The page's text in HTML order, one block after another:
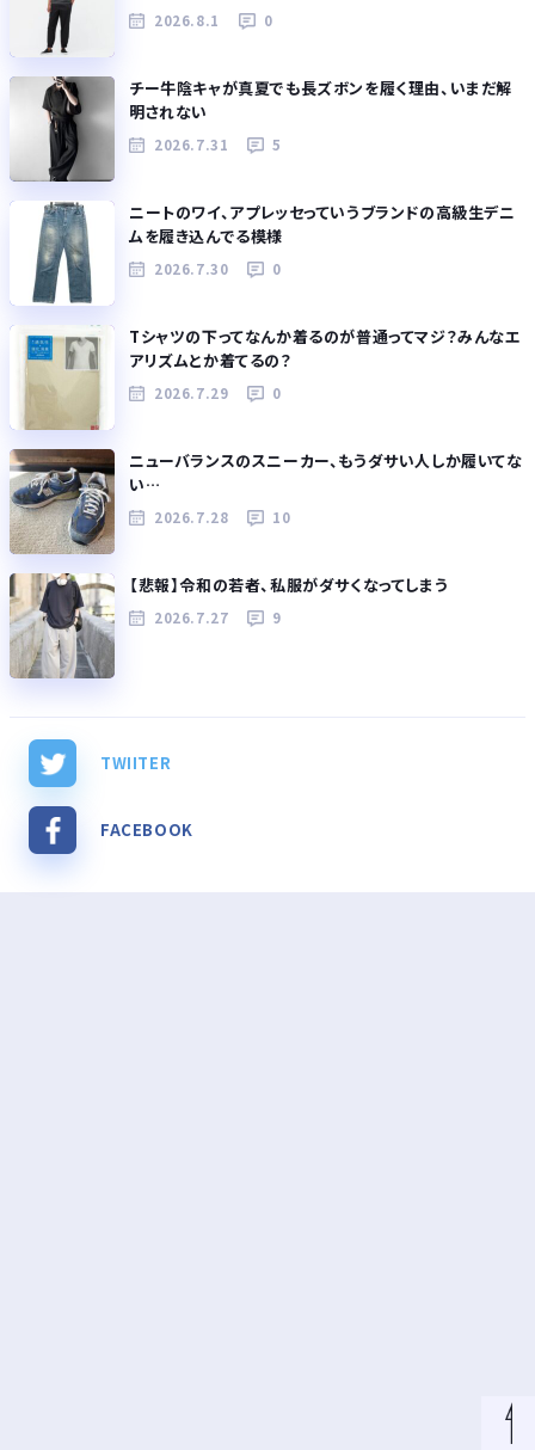
2026.8.1 0
チー牛陰キャが真夏でも長ズボンを履く理由、いまだ解
明されない
2026.7.31 5
ニートのワイ、アプレッセっていうブランドの高級生デニ
ムを履き込んでる模様
2026.7.30 0
Tシャツの下ってなんか着るのが普通ってマジ？みんなエ
アリズムとか着てるの？
2026.7.29 0
ニューバランスのスニーカー、もうダサい人しか履いてな
い…
2026.7.28 10
【悲報】令和の若者、私服がダサくなってしまう
2026.7.27 9
TWIITER
FACEBOOK